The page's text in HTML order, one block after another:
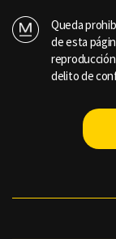
Queda
de esta
delito de